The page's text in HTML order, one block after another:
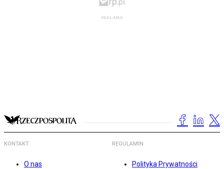
KONTAKT
O nas
REGULAMIN
Polityka Prywatności